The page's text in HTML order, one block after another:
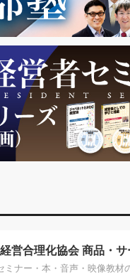
経営合理化協会 商品・サ
ミナー・本・音声・映像教材